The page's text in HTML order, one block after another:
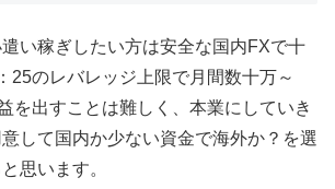
い稼ぎしたい方は安全な国内FXで十
25のレバレッジ上限で月間数十万～
を出すことは難しく、本業にしていき
して国内か少ない資金で海外か？を選
思います。